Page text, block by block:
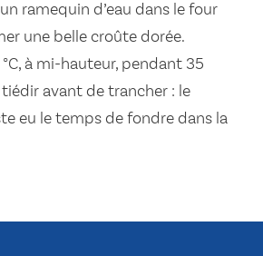
ramequin d’eau dans le four
une belle croûte dorée.
à mi-hauteur, pendant 35
tiédir avant de trancher : le
eu le temps de fondre dans la